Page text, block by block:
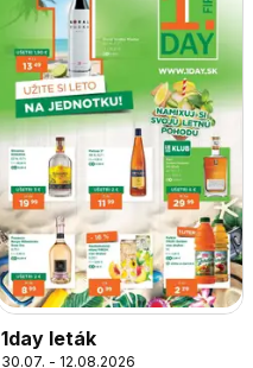
1day leták
30.07. - 12.08.2026